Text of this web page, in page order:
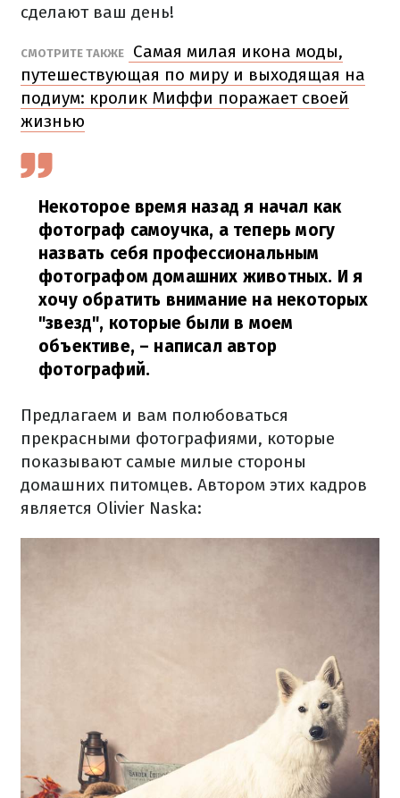
сделают ваш день!
СМОТРИТЕ ТАКЖЕ
Самая милая икона моды,
путешествующая по миру и выходящая на
подиум: кролик Миффи поражает своей
жизнью
Некоторое время назад я начал как
фотограф самоучка, а теперь могу
назвать себя профессиональным
фотографом домашних животных. И я
хочу обратить внимание на некоторых
"звезд", которые были в моем
объективе, – написал автор
фотографий.
Предлагаем и вам полюбоваться
прекрасными фотографиями, которые
показывают самые милые стороны
домашних питомцев. Автором этих кадров
является Olivier Naska: